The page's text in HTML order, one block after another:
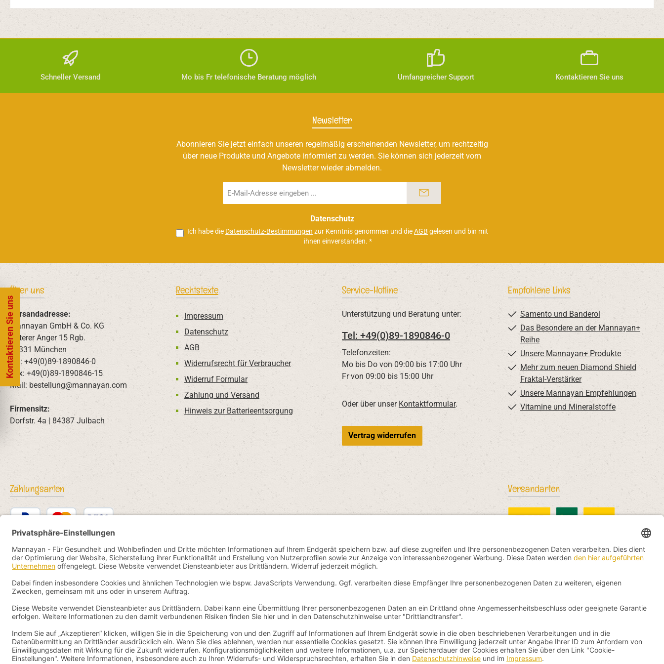
Schneller Versand Mo bis Fr telefonische Beratung möglich Umfangreicher Support Kontaktieren Sie uns
Newsletter
Abonnieren Sie jetzt einfach unseren regelmäßig erscheinenden Newsletter, um rechtzeitig
über neue Produkte und Angebote informiert zu werden. Sie können sich jederzeit vom
Newsletter wieder abmelden.
Mail-
Datenschutz
Ich habe die Datenschutz-Bestimmungen zur Kenntnis genommen und dieAGB gelesen und bin mit
ihnen einverstanden. *
Über uns
Versandadresse:
Mannayan GmbH & Co. KG
Unterer Anger 15 Rgb.
80331 München
Tel: +49(0)89-1890846-0
Fax: +49(0)89-1890846-15
Mail: bestellung@mannayan.com
Firmensitz:
Dorfstr. 4a | 84387 Julbach
Rechtstexte
Impressum
Datenschutz
AGB
Widerrufsrecht für Verbraucher
Widerruf Formular
Zahlung und Versand
Hinweis zur Batterieentsorgung
Service-Hotline
Unterstützung und Beratung unter:
Tel: +49(0)89-1890846-0
Telefonzeiten:
Mo bis Do von 09:00 bis 17:00 Uhr
Fr von 09:00 bis 15:00 Uhr
Oder über unser Kontaktformular.
Vertrag widerrufen
Empfohlene Links
Samento und Banderol
Das Besondere an der Mannayan+
Reihe
Unsere Mannayan+ Produkte
Mehr zum neuen Diamond Shield
Fraktal-Verstärker
Unsere Mannayan Empfehlungen
Vitamine und Mineralstoffe
Zahlungsarten
PayPal Kredit- oder Debitkarte
BancontactSEPA Lastschrift
eps
iDEAL Przelewy24
Vorkasse Pay by YaBandPay
WeChat Pay + AliPay
Versandarten
DHL International
Kontaktieren Sie uns